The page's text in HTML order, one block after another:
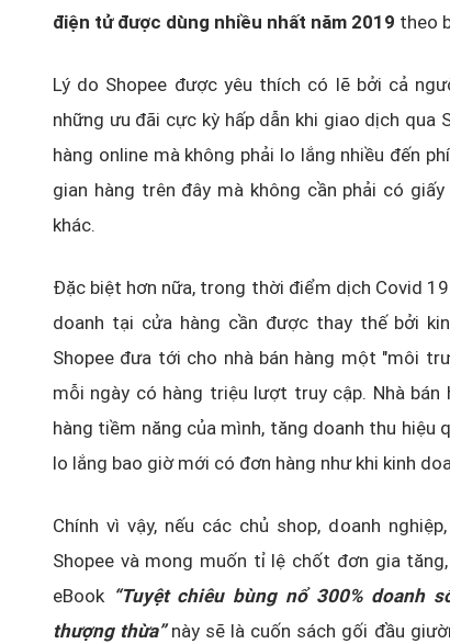
điện tử được dùng nhiều nhất năm 2019 theo
Lý do Shopee được yêu thích có lẽ bởi cả
những ưu đãi cực kỳ hấp dẫn khi giao dịch qua
hàng online mà không phải lo lắng nhiều đến
gian hàng trên đây mà không cần phải có
khác.
Đặc biệt hơn nữa, trong thời điểm dịch Covid
doanh tại cửa hàng cần được thay thế bởi
Shopee đưa tới cho nhà bán hàng một "môi
mỗi ngày có hàng triệu lượt truy cập. Nhà
hàng tiềm năng của mình, tăng doanh thu hiệu
lo lắng bao giờ mới có đơn hàng như khi kinh
Chính vì vậy, nếu các chủ shop, doanh
Shopee và mong muốn tỉ lệ chốt đơn gia
eBook “Tuyệt chiêu bùng nổ 300% doanh
thượng thừa” này sẽ là cuốn sách gối đầu